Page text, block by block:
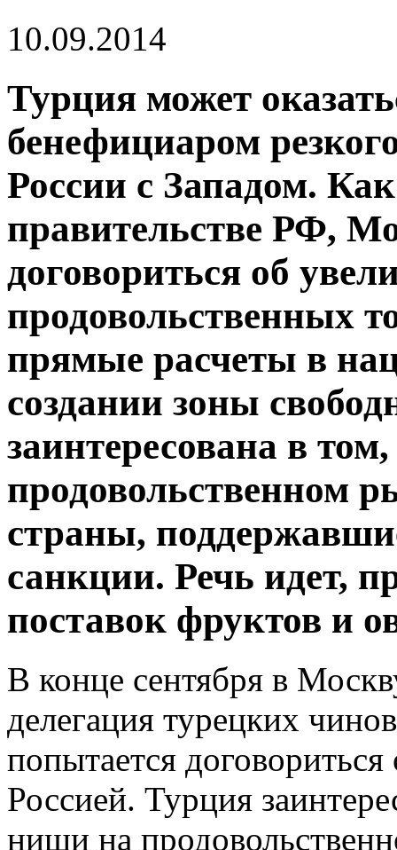
10.09.2014
Турция может
бенефициаром
России с Западом.
правительстве РФ,
договориться об
продовольственных
прямые расчеты в
создании зоны
заинтересована в
продовольственном
страны,
санкции. Речь идет,
поставок фруктов и
В конце сентября в
делегация турецких
попытается
Россией. Турция
ниши на